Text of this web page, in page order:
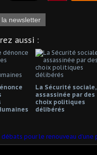
newsletter
aussi :
La Sécurité sociale,
assassinée par des
choix politiques
délibérés